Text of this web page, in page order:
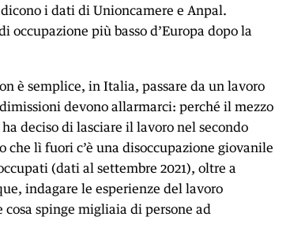
i dati di Unioncamere e Anpal.
occupazione più basso d’Europa dopo la
è semplice, in Italia, passare da un lavoro
devono allarmarci: perché il mezzo
deciso di lasciare il lavoro nel secondo
che lì fuori c’è una disoccupazione giovanile
(dati al settembre 2021), oltre a
indagare le esperienze del lavoro
spinge migliaia di persone ad